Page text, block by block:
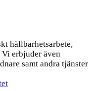
hållbarhetsarbete,
erbjuder även
samt andra tjänster